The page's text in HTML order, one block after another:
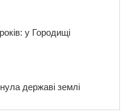
у Городищі
державі землі